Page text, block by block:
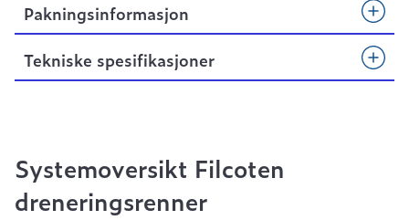
Pakningsinformasjon
Tekniske spesifikasjoner
Systemoversikt Filcoten
dreneringsrenner